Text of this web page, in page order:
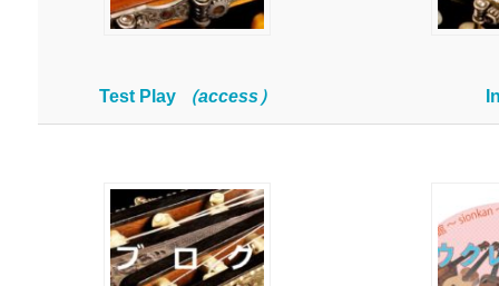
Test Play （access）